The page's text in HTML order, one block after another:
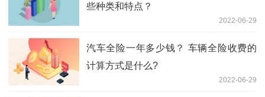
些种类和特点？
2022-06-29
汽车全险一年多少钱？ 车辆全险收费的
计算方式是什么?
2022-06-29